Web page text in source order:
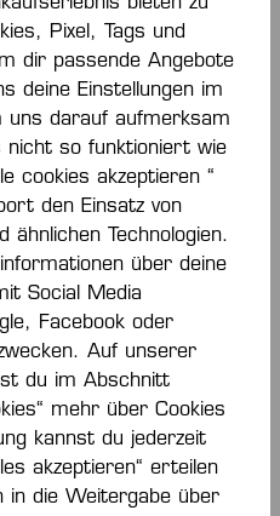
-70 %
PRIME POLO SHIRT
Ab13,50 €* 45,00 €*
(70% gespart)
bieten zu
Pixel, Tags und
dir passende Angebote
deine Einstellungen im
uns darauf aufmerksam
nicht so funktioniert wie
cookies akzeptieren “
den Einsatz von
ähnlichen Technologien.
über deine
Social Media
Facebook oder
Auf unserer
du im Abschnitt
mehr über Cookies
kannst du jederzeit
akzeptieren“ erteilen
in die Weitergabe über